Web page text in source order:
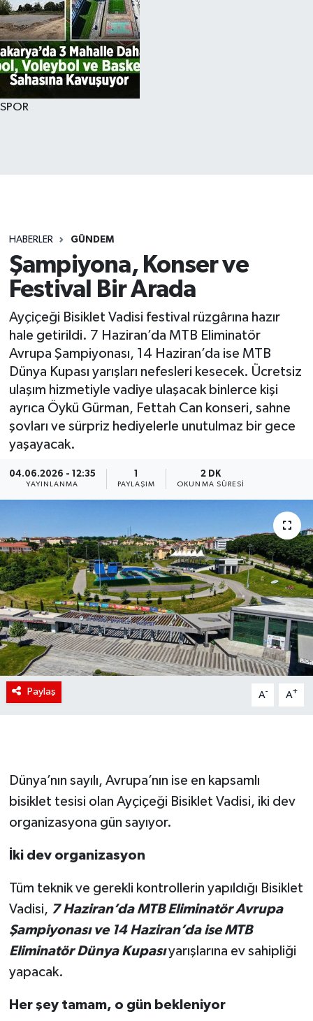
SPOR
HABERLER GÜNDEM
Şampiyona, Konser ve
Festival Bir Arada
Ayçiçeği Bisiklet Vadisi festival rüzgârına hazır
hale getirildi. 7 Haziran’da MTB Eliminatör
Avrupa Şampiyonası, 14 Haziran’da ise MTB
Dünya Kupası yarışları nefesleri kesecek. Ücretsiz
ulaşım hizmetiyle vadiye ulaşacak binlerce kişi
ayrıca Öykü Gürman, Fettah Can konseri, sahne
şovları ve sürpriz hediyelerle unutulmaz bir gece
yaşayacak.
04.06.2026 - 12:35
YAYINLANMA PAYLAŞIM
2 DK
OKUNMA SÜRESI
Paylaş A- A+
Dünya’nın sayılı, Avrupa’nın ise en kapsamlı
bisiklet tesisi olan Ayçiçeği Bisiklet Vadisi, iki dev
organizasyona gün sayıyor.
İki dev organizasyon
Tüm teknik ve gerekli kontrollerin yapıldığı Bisiklet
Vadisi, 7 Haziran’da MTB Eliminatör Avrupa
Şampiyonası ve 14 Haziran’da ise MTB
Eliminatör Dünya Kupasıyarışlarına ev sahipliği
yapacak.
Her şey tamam, o gün bekleniyor